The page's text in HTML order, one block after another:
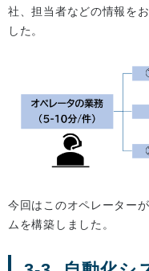
社、担当者などの情報を
した。
今回はこのオペレーター
ムを構築しました。